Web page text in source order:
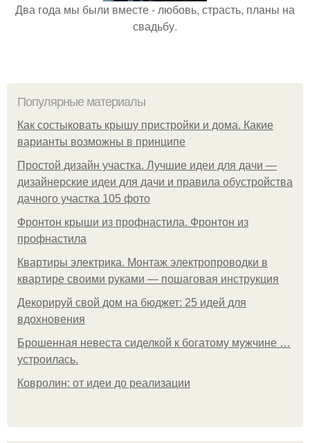
Два года мы были вместе - любовь, страсть, планы на
свадьбу.
Популярные материалы
Как состыковать крышу пристройки и дома. Какие
варианты возможны в принципе
Простой дизайн участка. Лучшие идеи для дачи —
дизайнерские идеи для дачи и правила обустройства
дачного участка 105 фото
Фронтон крыши из профнастила. Фронтон из
профнастила
Квартиры электрика. Монтаж электропроводки в
квартире своими руками — пошаговая инструкция
Декорируй свой дом на бюджет: 25 идей для
вдохновения
Брошенная невеста сиделкой к богатому мужчине …
устроилась.
Ковролин: от идеи до реализации